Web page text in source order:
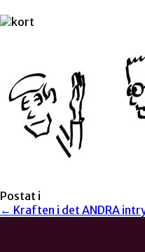
Postat i
← Kraften i det ANDRA